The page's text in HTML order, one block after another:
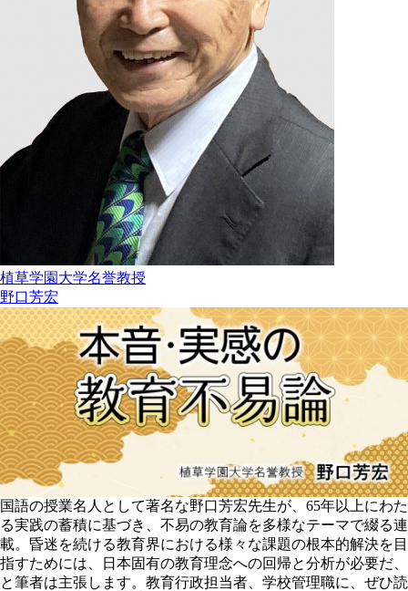
植草学園大学名誉教授
野口芳宏
国語の授業名人として著名な野口芳宏先生が、65年以上にわた
る実践の蓄積に基づき、不易の教育論を多様なテーマで綴る連
載。昏迷を続ける教育界における様々な課題の根本的解決を目
指すためには、日本固有の教育理念への回帰と分析が必要だ、
と筆者は主張します。教育行政担当者、学校管理職に、ぜひ読